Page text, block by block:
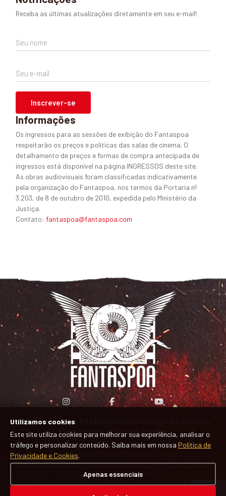
Receba as últimas atualizações diretamente em seu e-mail!
Seu nome
Seu e-mail
Inscrever-se
Informações
Os ingressos para as sessões de exibição do Fantaspoa
respeitarão os preços e políticas das salas de cinema. O
detalhamento de preços e formas de compra antecipada de
ingressos está disponível na página INGRESSOS deste site.
As obras audiovisuais foram classificadas indicativamente
pela organização do Fantaspoa, nos termos da Portaria nº
3.203, de 8 de outubro de 2010, expedida pelo Ministério da
Justiça.
Contato: fantaspoa@fantaspoa.com
XXII Fantaspoa Festival Internacional de Cinema
Fantástico de Porto Alegre
© COPYRIGHT 2004 - 2026 FANTASPOA, FANTASPOA PRODUÇÕES, TODOS
OS DIREITOS RESERVADOS
Fantaspoa é uma marca registrada de Fantaspoa Produções LTDA ME
Desenvolvido porInteractive Studio
Termos de Uso & Política de Cookies
Utilizamos cookies
Este site utiliza cookies para melhorar sua experiência, analisar o
tráfego e personalizar conteúdo. Saiba mais em nossa Política de
Privacidade e Cookies.
Apenas essenciais